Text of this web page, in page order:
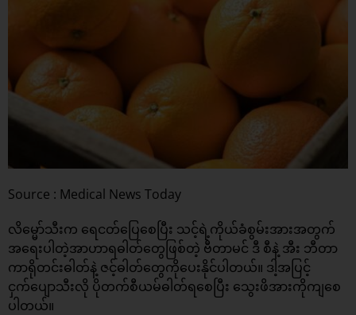
Source : Medical News Today
လိမ္မော်သီးက ရေငတ်ပြေစေပြီး သင့်ရဲ့ကိုယ်ခံစွမ်းအားအတွက်
အရေးပါတဲ့အာဟာရဓါတ်တွေဖြစ်တဲ့ ဗီတာမင် ဒီ စီနဲ့ အီး ဘီတာ
ကာရိုတင်းဓါတ်နဲ့ ဇင့်ဓါတ်တွေကိုပေးနိုင်ပါတယ်။ ဒါ့အပြင့်
ငှက်ပျောသီးလို ပိုတက်စီယမ်ဓါတ်ရစေပြီး သွေးဖိအားကိုကျစေ
ပါတယ်။